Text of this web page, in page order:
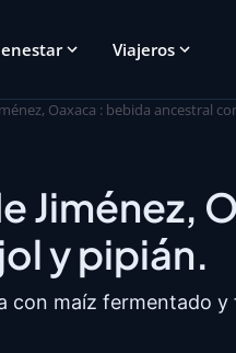
Viajeros
Oaxaca : bebida ancestral
Jiménez,
y pipián.
con maíz fermentado